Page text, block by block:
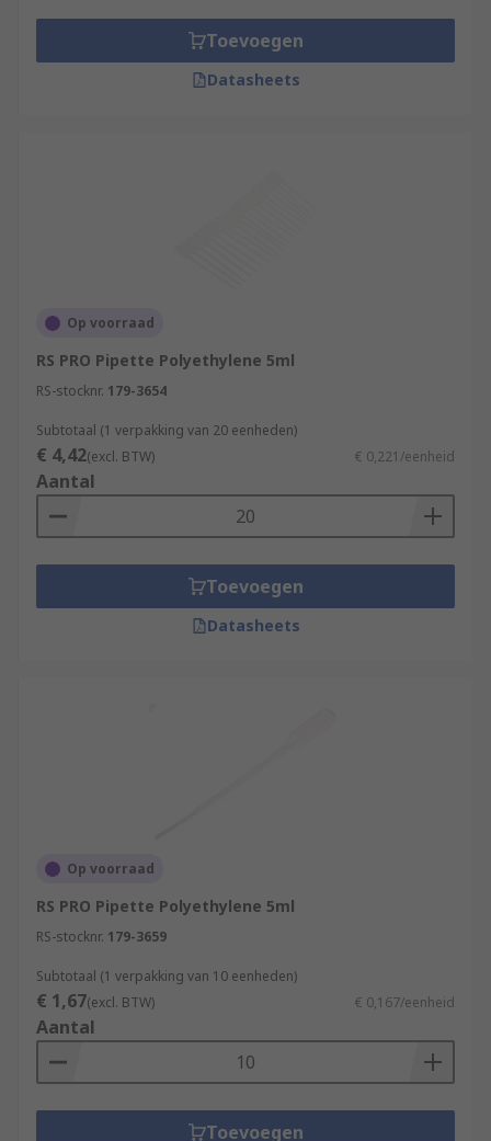
pipettes. However, we would recommend reusing
pipettes where possible.
Toevoegen
Datasheets
Op voorraad
RS PRO Pipette Polyethylene 5ml
RS-stocknr. 179-3654
Subtotaal (1 verpakking van 20 eenheden)
€ 4,42(excl. BTW) € 0,221/eenheid
Aantal
Toevoegen
Datasheets
Op voorraad
RS PRO Pipette Polyethylene 5ml
RS-stocknr. 179-3659
Subtotaal (1 verpakking van 10 eenheden)
€ 1,67(excl. BTW) € 0,167/eenheid
Aantal
Toevoegen